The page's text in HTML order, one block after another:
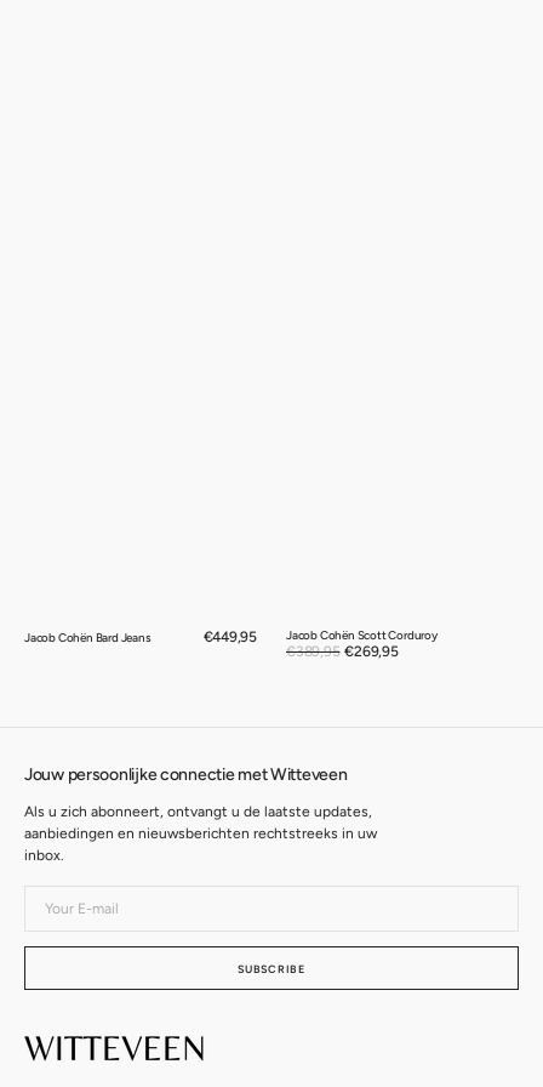
Jacob Cohën Bard Jeans
Regular
€449,95 Jacob Cohën Scott Corduroy
Regular
€389,95
Sale
€269,95
Jouw persoonlijke connectie met Witteveen
Als u zich abonneert, ontvangt u de laatste updates,
aanbiedingen en nieuwsberichten rechtstreeks in uw
inbox.
mail
SUBSCRIBE